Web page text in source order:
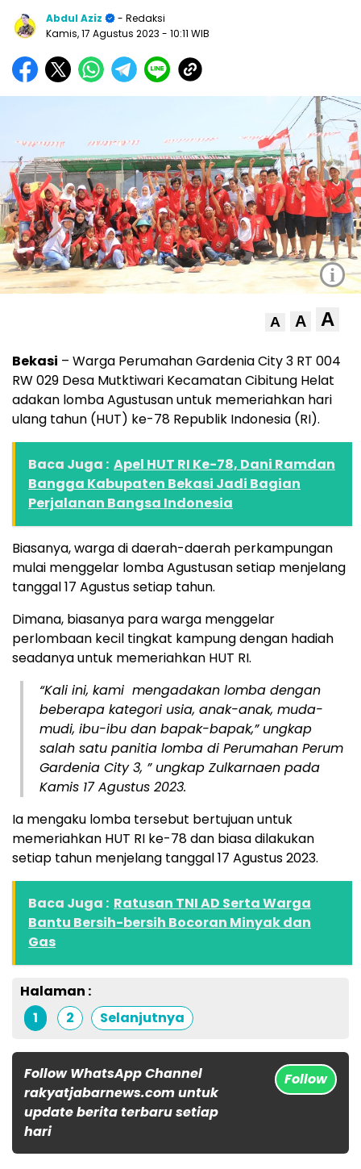
Abdul Aziz
- Redaksi
Kamis, 17 Agustus 2023 - 10:11 WIB
i
A A A
Bekasi – Warga Perumahan Gardenia City 3 RT 004
RW 029 Desa Mutktiwari Kecamatan Cibitung Helat
adakan lomba Agustusan untuk memeriahkan hari
ulang tahun (HUT) ke-78 Republik Indonesia (RI).
Baca Juga : Apel HUT RI Ke-78, Dani Ramdan
Bangga Kabupaten Bekasi Jadi Bagian
Perjalanan Bangsa Indonesia
Biasanya, warga di daerah-daerah perkampungan
mulai menggelar lomba Agustusan setiap menjelang
tanggal 17 Agustus setiap tahun.
Dimana, biasanya para warga menggelar
perlombaan kecil tingkat kampung dengan hadiah
seadanya untuk memeriahkan HUT RI.
“Kali ini, kami mengadakan lomba dengan
beberapa kategori usia, anak-anak, muda-
mudi, ibu-ibu dan bapak-bapak,” ungkap
salah satu panitia lomba di Perumahan Perum
Gardenia City 3, ” ungkap Zulkarnaen pada
Kamis 17 Agustus 2023.
Ia mengaku lomba tersebut bertujuan untuk
memeriahkan HUT RI ke-78 dan biasa dilakukan
setiap tahun menjelang tanggal 17 Agustus 2023.
Baca Juga : Ratusan TNI AD Serta Warga
Bantu Bersih-bersih Bocoran Minyak dan
Gas
Halaman :
1
2 Selanjutnya
Follow WhatsApp Channel
rakyatjabarnews.com untuk
update berita terbaru setiap
hari
Follow